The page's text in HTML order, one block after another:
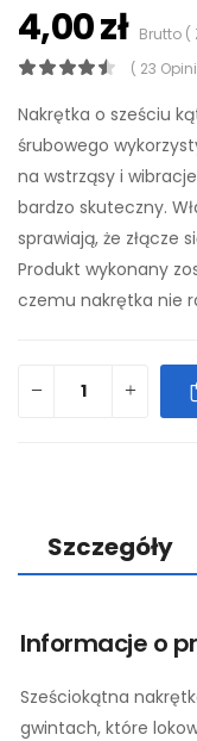
4,00 złBrutto (
( 23
Nakrętka o sześciu
śrubowego
na wstrząsy i
bardzo skuteczny.
sprawiają, że złącze
Produkt wykonany
czemu nakrętka nie
Szczegóły
Informacje o
Sześciokątna
gwintach, które